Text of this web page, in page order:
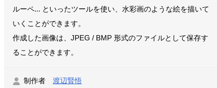
ルーペ... といったツールを使い、水彩画のような絵を描いて
いくことができます。
作成した画像は、JPEG / BMP 形式のファイルとして保存す
ることができます。
制作者 渡辺賢悟